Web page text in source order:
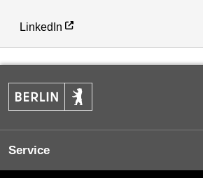
LinkedIn
Service